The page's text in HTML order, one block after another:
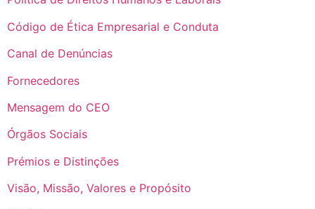
Código de Ética Empresarial e Conduta
Canal de Denúncias
Fornecedores
Mensagem do CEO
Órgãos Sociais
Prémios e Distinções
Visão, Missão, Valores e Propósito